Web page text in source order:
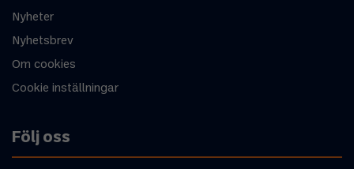
Nyheter
Nyhetsbrev
Om cookies
Cookie inställningar
Följ oss